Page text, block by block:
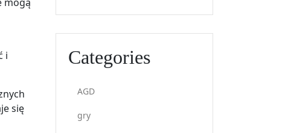
i
się
Categories
AGD
gry